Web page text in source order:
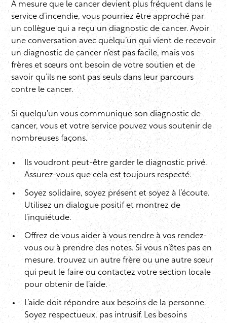
À mesure que le cancer devient plus fréquent dans le
service d’incendie, vous pourriez être approché par
un collègue qui a reçu un diagnostic de cancer. Avoir
une conversation avec quelqu’un qui vient de recevoir
un diagnostic de cancer n’est pas facile, mais vos
frères et sœurs ont besoin de votre soutien et de
savoir qu’ils ne sont pas seuls dans leur parcours
contre le cancer.
Si quelqu’un vous communique son diagnostic de
cancer, vous et votre service pouvez vous soutenir de
nombreuses façons.
Ils voudront peut-être garder le diagnostic privé.
Assurez-vous que cela est toujours respecté.
Soyez solidaire, soyez présent et soyez à l’écoute.
Utilisez un dialogue positif et montrez de
l’inquiétude.
Offrez de vous aider à vous rendre à vos rendez-
vous ou à prendre des notes. Si vous n’êtes pas en
mesure, trouvez un autre frère ou une autre sœur
qui peut le faire ou contactez votre section locale
pour obtenir de l’aide.
L’aide doit répondre aux besoins de la personne.
Soyez respectueux, pas intrusif. Les besoins